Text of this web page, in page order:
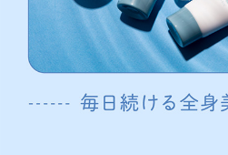
★商品POINT★
①こだわりの薬用ケア
しみ、そばかすを防いで、素肌から美白